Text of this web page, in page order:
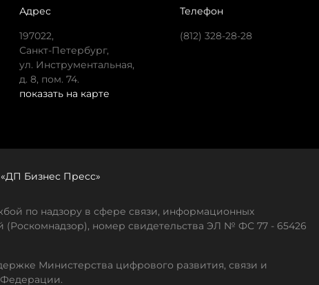
Адрес
197022,
Санкт-Петербург,
ул. Инструментальная,
д. 8, пом. 74.
показать на карте
Телефон
(812) 328-28-28
Бизнес Пресс»
по надзору в сфере связи, информационных
(Роскомнадзор), номер свидетельства ЭЛ № ФС 77 - 65426
Министерства цифрового развития, связи и